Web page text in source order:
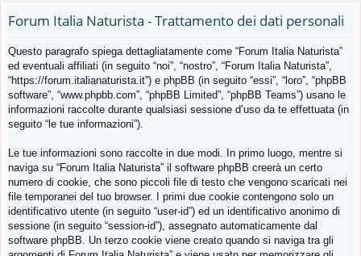
Forum Italia Naturista - Trattamento dei dati personali
Questo paragrafo spiega dettagliatamente come “Forum Italia Naturista”
ed eventuali affiliati (in seguito “noi”, “nostro”, “Forum Italia Naturista”,
“https://forum.italianaturista.it”) e phpBB (in seguito “essi”, “loro”, “phpBB
software”, “www.phpbb.com”, “phpBB Limited”, “phpBB Teams”) usano le
informazioni raccolte durante qualsiasi sessione d’uso da te effettuata (in
seguito “le tue informazioni”).
Le tue informazioni sono raccolte in due modi. In primo luogo, mentre si
naviga su “Forum Italia Naturista” il software phpBB creerà un certo
numero di cookie, che sono piccoli file di testo che vengono scaricati nei
file temporanei del tuo browser. I primi due cookie contengono solo un
identificativo utente (in seguito “user-id”) ed un identificativo anonimo di
sessione (in seguito “session-id”), assegnato automaticamente dal
software phpBB. Un terzo cookie viene creato quando si naviga tra gli